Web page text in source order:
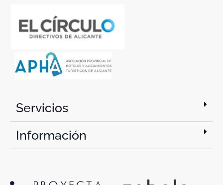
Servicios
Información